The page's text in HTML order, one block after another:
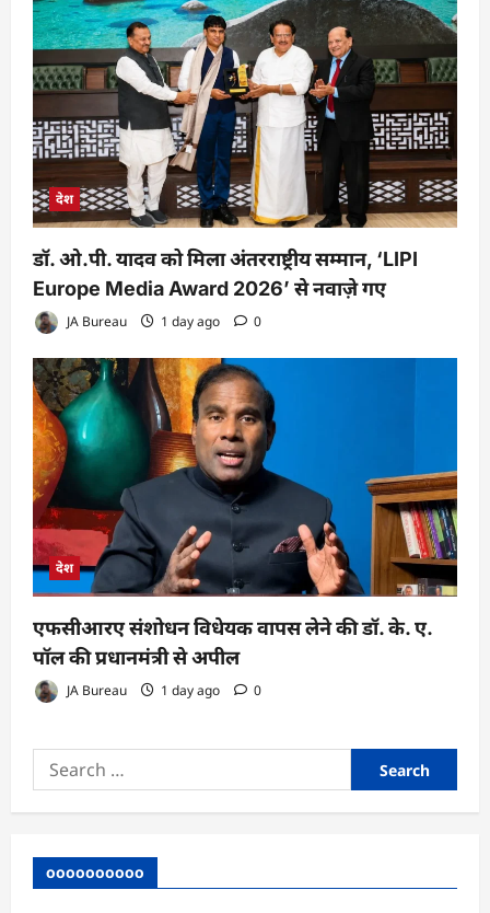
देश
डॉ. ओ.पी. यादव को मिला अंतरराष्ट्रीय सम्मान, ‘LIPI
Europe Media Award 2026’ से नवाज़े गए
JA Bureau 1 day ago 0
देश
एफसीआरए संशोधन विधेयक वापस लेने की डॉ. के. ए.
पॉल की प्रधानमंत्री से अपील
JA Bureau 1 day ago 0
Search
for:
oooooooooo